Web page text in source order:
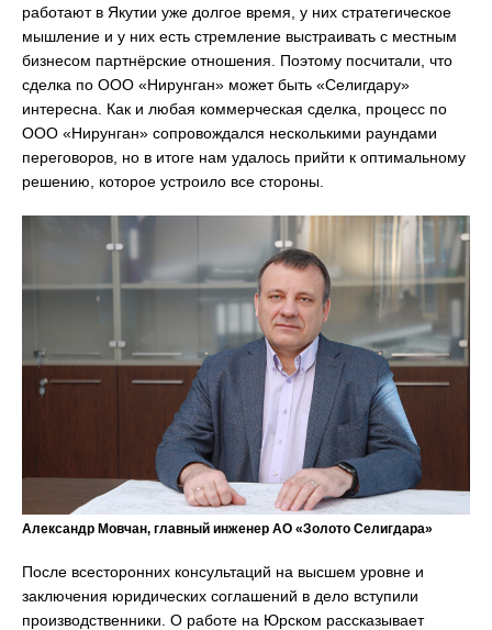
работают в Якутии уже долгое время, у них стратегическое
мышление и у них есть стремление выстраивать с местным
бизнесом партнёрские отношения. Поэтому посчитали, что
сделка по ООО «Нирунган» может быть «Селигдару»
интересна. Как и любая коммерческая сделка, процесс по
ООО «Нирунган» сопровождался несколькими раундами
переговоров, но в итоге нам удалось прийти к оптимальному
решению, которое устроило все стороны.
Александр Мовчан, главный инженер АО «Золото Селигдара»
После всесторонних консультаций на высшем уровне и
заключения юридических соглашений в дело вступили
производственники. О работе на Юрском рассказывает